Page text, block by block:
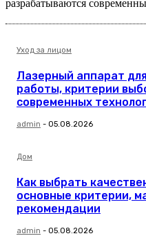
разрабатываются
Уход за лицом
Лазерный аппарат
работы, критерии
современных
admin - 05.08.2026
Дом
Как выбрать
основные критерии,
рекомендации
admin - 05.08.2026